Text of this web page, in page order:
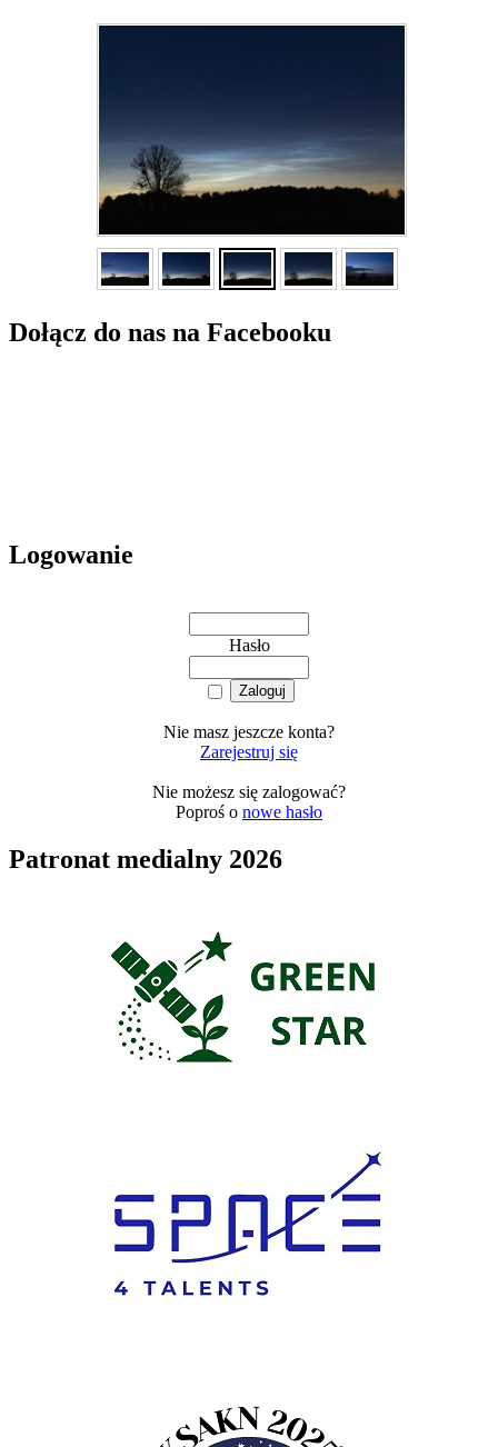
Dołącz do nas na Facebooku
Logowanie
Hasło
Nie masz jeszcze konta?
Zarejestruj się
Nie możesz się zalogować?
Poproś o nowe hasło
Patronat medialny 2026